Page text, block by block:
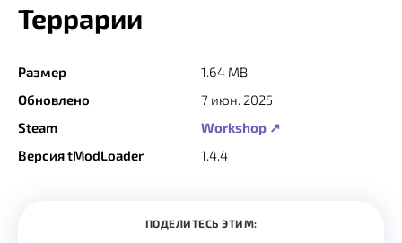
Террарии
Размер
1.64 MB
Обновлено
7 июн. 2025
Steam
Workshop ↗
Версия tModLoader
1.4.4
ПОДЕЛИТЕСЬ ЭТИМ: